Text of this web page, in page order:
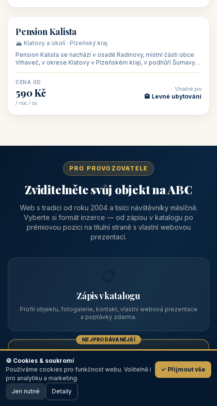
🏡 penzion
Pension Kalista
🏔️ Klatovy a okolí · Plzeňský kraj
Pension Kalista se nachází v osadě Radinovy, místní části obce
Vrhaveč, v okrese Klatovy v Plzeňském kraji, v podhůří Šumavy
CENA OD
590 Kč
/ noc / os.
Vhodné pro
🏨 Levné ubytování
PRO PROVOZOVATELE
Zviditelněte svůj objekt na ABC
Web s tradicí od roku 2004 a tisíci návštěvníky měsíčně.
Vyberte si formát inzerce — od zápisu v katalogu po
prémiovou pozici na titulní straně s vlastní webovou
prezentací.
Zápis v katalogu
Profil objektu, fotogalerie, kontakt, vlastní webová prezentace
a poptávky zdarma.
NEJPRODÁVANĚJŠÍ
Prémiový partner
TOP pozice na titulce, přednost ve výpisech, zlatý odznak a
💬
🖥️ Desktop verze
🍪 Cookies & soukromí
Používáme cookies pro funkčnost webu. Volitelně i
pro analytiku a marketing.
✓ Přijmout vše
Jen nutné Detaily